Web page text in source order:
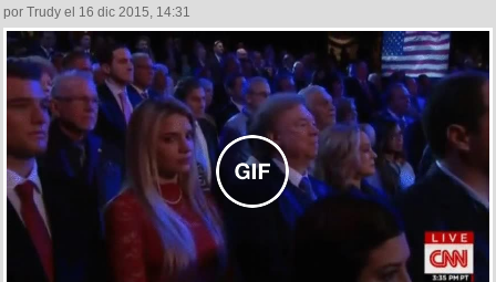
por Trudy el 16 dic 2015, 14:31